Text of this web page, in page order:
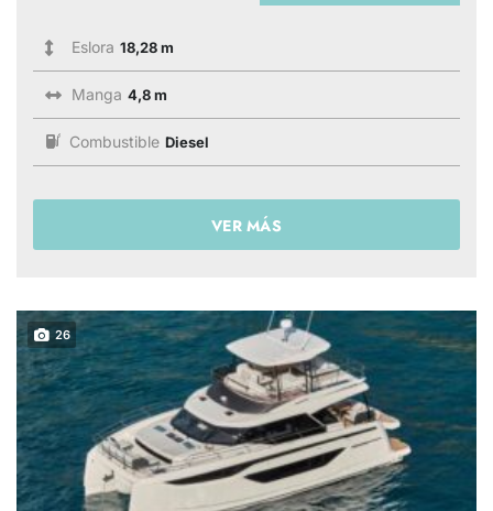
Eslora 18,28 m
Manga 4,8 m
Combustible Diesel
VER MÁS
26